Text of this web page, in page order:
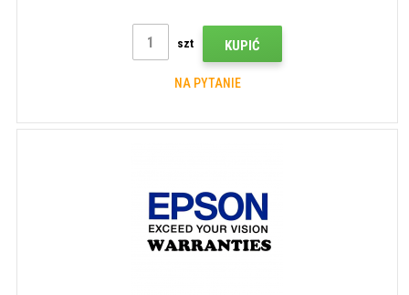
szt KUPIĆ
NA PYTANIE